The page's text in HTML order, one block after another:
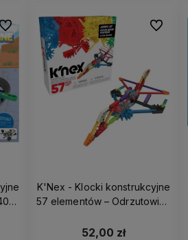
ulubionych
K'Nex - Klocki konstrukcyjne
57 elementów – Odrzutowiec
52,00 zł
Do